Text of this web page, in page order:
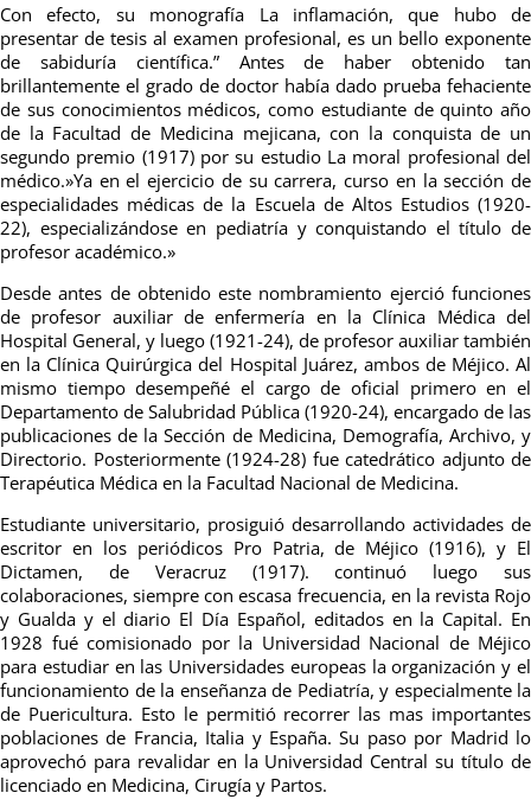
Con efecto, su monografía La inflamación, que hubo de
presentar de tesis al examen profesional, es un bello exponente
de sabiduría científica.” Antes de haber obtenido tan
brillantemente el grado de doctor había dado prueba fehaciente
de sus conocimientos médicos, como estudiante de quinto año
de la Facultad de Medicina mejicana, con la conquista de un
segundo premio (1917) por su estudio La moral profesional del
médico.»Ya en el ejercicio de su carrera, curso en la sección de
especialidades médicas de la Escuela de Altos Estudios (1920-
22), especializándose en pediatría y conquistando el título de
profesor académico.»
Desde antes de obtenido este nombramiento ejerció funciones
de profesor auxiliar de enfermería en la Clínica Médica del
Hospital General, y luego (1921-24), de profesor auxiliar también
en la Clínica Quirúrgica del Hospital Juárez, ambos de Méjico. Al
mismo tiempo desempeñé el cargo de oficial primero en el
Departamento de Salubridad Pública (1920-24), encargado de las
publicaciones de la Sección de Medicina, Demografía, Archivo, y
Directorio. Posteriormente (1924-28) fue catedrático adjunto de
Terapéutica Médica en la Facultad Nacional de Medicina.
Estudiante universitario, prosiguió desarrollando actividades de
escritor en los periódicos Pro Patria, de Méjico (1916), y El
Dictamen, de Veracruz (1917). continuó luego sus
colaboraciones, siempre con escasa frecuencia, en la revista Rojo
y Gualda y el diario El Día Español, editados en la Capital. En
1928 fué comisionado por la Universidad Nacional de Méjico
para estudiar en las Universidades europeas la organización y el
funcionamiento de la enseñanza de Pediatría, y especialmente la
de Puericultura. Esto le permitió recorrer las mas importantes
poblaciones de Francia, Italia y España.Su paso por Madrid lo
aprovechó para revalidar en la Universidad Central su título de
licenciado en Medicina, Cirugía y Partos.